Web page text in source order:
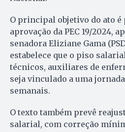
O principal objetivo do ato
aprovação da PEC 19/2024,
senadora Eliziane Gama
estabelece que o piso
técnicos, auxiliares de
seja vinculado a uma
semanais.
O texto também prevê
salarial, com correção